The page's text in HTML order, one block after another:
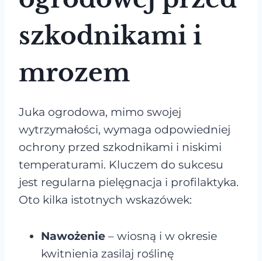
szkodnikami i
mrozem
Juka ogrodowa, mimo swojej
wytrzymałości, wymaga odpowiedniej
ochrony przed szkodnikami i niskimi
temperaturami. Kluczem do sukcesu
jest regularna pielęgnacja i profilaktyka.
Oto kilka istotnych wskazówek:
Nawożenie – wiosną i w okresie
kwitnienia zasilaj roślinę